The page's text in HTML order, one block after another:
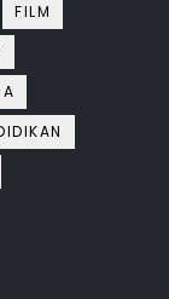
FILM